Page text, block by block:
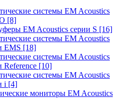
системы EM Acoustics
[8]
EM Acoustics серии S [16]
системы EM Acoustics
EMS [18]
системы EM Acoustics
Reference [10]
системы EM Acoustics
i [4]
мониторы EM Acoustics